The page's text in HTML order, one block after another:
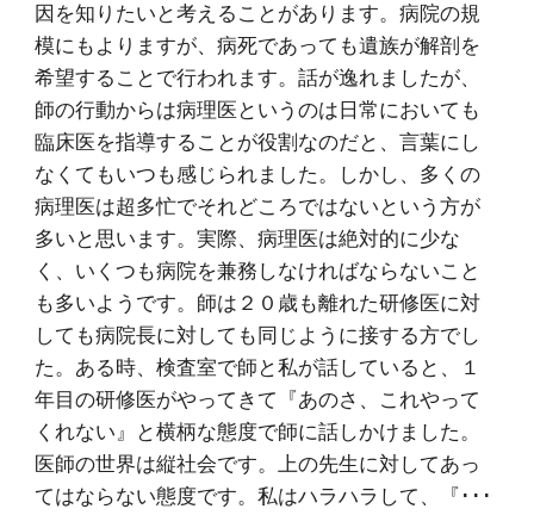
因を知りたいと考えることがあります。病院の規
模にもよりますが、病死であっても遺族が解剖を
希望することで行われます。話が逸れましたが、
師の行動からは病理医というのは日常においても
臨床医を指導することが役割なのだと、言葉にし
なくてもいつも感じられました。しかし、多くの
病理医は超多忙でそれどころではないという方が
多いと思います。実際、病理医は絶対的に少な
く、いくつも病院を兼務しなければならないこと
も多いようです。師は２０歳も離れた研修医に対
しても病院長に対しても同じように接する方でし
た。ある時、検査室で師と私が話していると、１
年目の研修医がやってきて『あのさ、これやって
くれない』と横柄な態度で師に話しかけました。
医師の世界は縦社会です。上の先生に対してあっ
てはならない態度です。私はハラハラして、『･･･